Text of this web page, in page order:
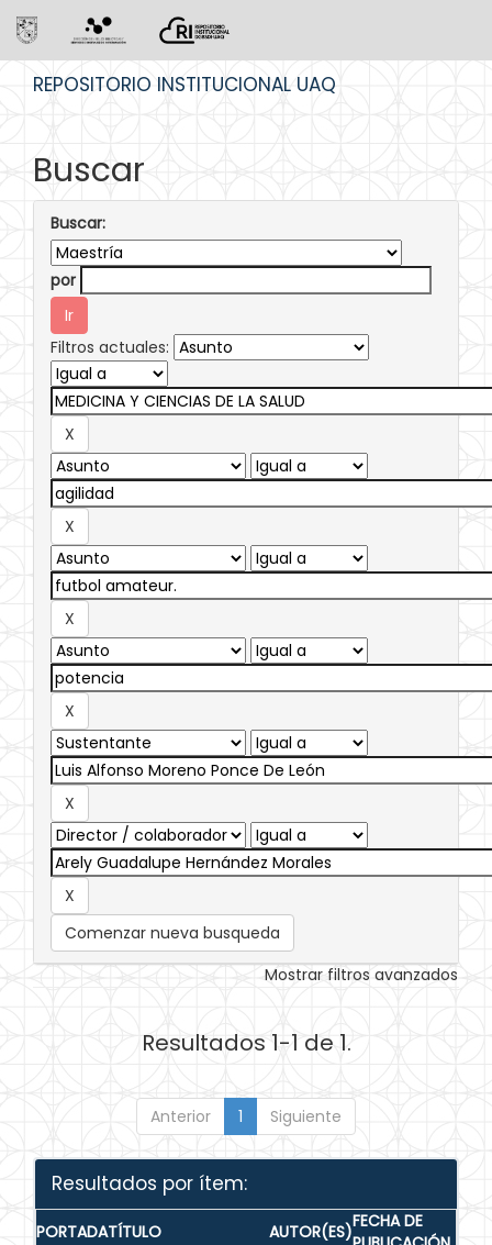
REPOSITORIO INSTITUCIONAL UAQ
Buscar
Buscar:
por
Filtros actuales:
Comenzar nueva busqueda
Mostrar filtros avanzados
Resultados 1-1 de 1.
Anterior 1 Siguiente
Resultados por ítem:
PORTADATÍTULO AUTOR(ES)FECHA DE